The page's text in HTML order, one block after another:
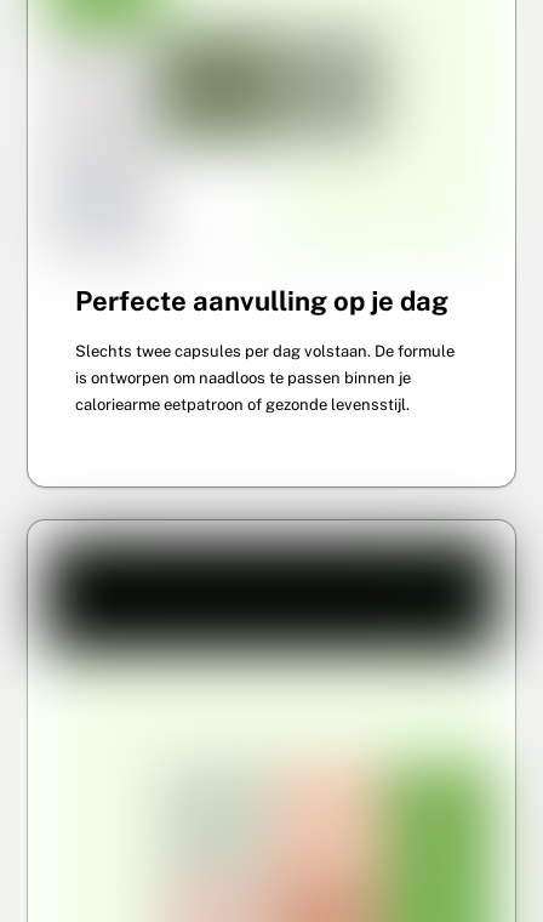
Perfecte aanvulling op je dag
Slechts twee capsules per dag volstaan. De formule
is ontworpen om naadloos te passen binnen je
caloriearme eetpatroon of gezonde levensstijl.